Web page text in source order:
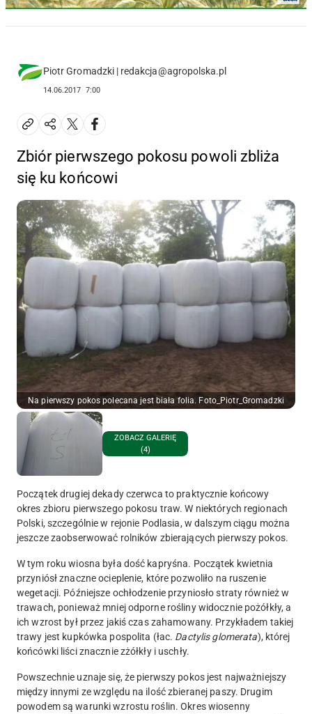
Piotr Gromadzki | redakcja@agropolska.pl
14.06.2017 7:00
Zbiór pierwszego pokosu powoli zbliża
się ku końcowi
Na pierwszy pokos polecana jest biała folia. Foto_Piotr_Gromadzki
ZOBACZ GALERIĘ
(4)
Początek drugiej dekady czerwca to praktycznie końcowy
okres zbioru pierwszego pokosu traw. W niektórych regionach
Polski, szczególnie w rejonie Podlasia, w dalszym ciągu można
jeszcze zaobserwować rolników zbierających pierwszy pokos.
W tym roku wiosna była dość kapryśna. Początek kwietnia
przyniósł znaczne ocieplenie, które pozwoliło na ruszenie
wegetacji. Późniejsze ochłodzenie przyniosło straty również w
trawach, ponieważ mniej odporne rośliny widocznie pożółkły, a
ich wzrost był przez jakiś czas zahamowany. Przykładem takiej
trawy jest kupkówka pospolita (łac. Dactylis glomerata), której
końcówki liści znacznie zżółkły i uschły.
Powszechnie uznaje się, że pierwszy pokos jest najważniejszy
między innymi ze względu na ilość zbieranej paszy. Drugim
powodem są warunki wzrostu roślin. Okres wiosenny